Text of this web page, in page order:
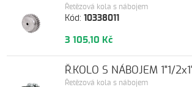
Kód:10338011
Řetězová kola s nábojem
3 105,10 Kč
Řetězová kola s nábojem
Ř.KOLO S NÁBOJEM 1"1/